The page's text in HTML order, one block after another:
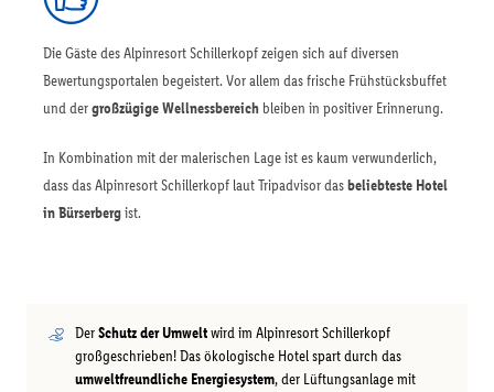
Die Gäste des Alpinresort Schillerkopf zeigen sich auf diversen
Bewertungsportalen begeistert. Vor allem das frische Frühstücksbuffet
und dergroßzügige Wellnessbereich bleiben in positiver Erinnerung.
In Kombination mit der malerischen Lage ist es kaum verwunderlich,
dass das Alpinresort Schillerkopf laut Tripadvisor dasbeliebteste Hotel
in Bürserbergist.
DerSchutz der Umweltwird im Alpinresort Schillerkopf
großgeschrieben! Das ökologische Hotel spart durch das
umweltfreundliche Energiesystem, der Lüftungsanlage mit